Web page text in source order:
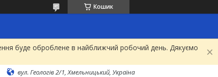
Кошик
буде оброблене в найближчий робочий день. Дякуємо
вул. Геологів 2/1, Хмельницький, Україна